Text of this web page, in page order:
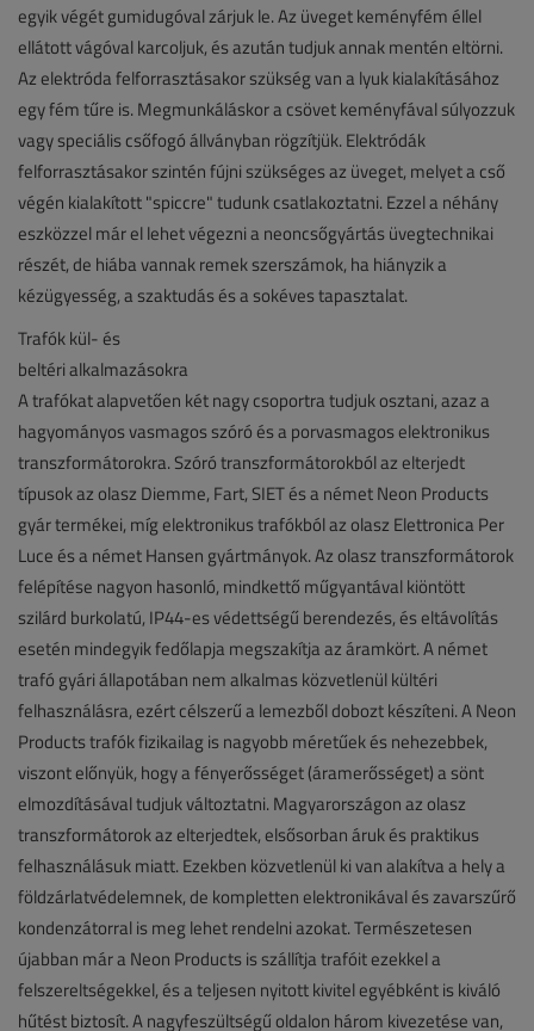
egyik végét gumidugóval zárjuk le. Az üveget keményfém éllel
ellátott vágóval karcoljuk, és azután tudjuk annak mentén eltörni.
Az elektróda felforrasztásakor szükség van a lyuk kialakításához
egy fém tűre is. Megmunkáláskor a csövet keményfával súlyozzuk
vagy speciális csőfogó állványban rögzítjük. Elektródák
felforrasztásakor szintén fújni szükséges az üveget, melyet a cső
végén kialakított "spiccre" tudunk csatlakoztatni. Ezzel a néhány
eszközzel már el lehet végezni a neoncsőgyártás üvegtechnikai
részét, de hiába vannak remek szerszámok, ha hiányzik a
kézügyesség, a szaktudás és a sokéves tapasztalat.
Trafók kül- és
beltéri alkalmazásokra
A trafókat alapvetően két nagy csoportra tudjuk osztani, azaz a
hagyományos vasmagos szóró és a porvasmagos elektronikus
transzformátorokra. Szóró transzformátorokból az elterjedt
típusok az olasz Diemme, Fart, SIET és a német Neon Products
gyár termékei, míg elektronikus trafókból az olasz Elettronica Per
Luce és a német Hansen gyártmányok. Az olasz transzformátorok
felépítése nagyon hasonló, mindkettő műgyantával kiöntött
szilárd burkolatú, IP44-es védettségű berendezés, és eltávolítás
esetén mindegyik fedőlapja megszakítja az áramkört. A német
trafó gyári állapotában nem alkalmas közvetlenül kültéri
felhasználásra, ezért célszerű a lemezből dobozt készíteni. A Neon
Products trafók fizikailag is nagyobb méretűek és nehezebbek,
viszont előnyük, hogy a fényerősséget (áramerősséget) a sönt
elmozdításával tudjuk változtatni. Magyarországon az olasz
transzformátorok az elterjedtek, elsősorban áruk és praktikus
felhasználásuk miatt. Ezekben közvetlenül ki van alakítva a hely a
földzárlatvédelemnek, de kompletten elektronikával és zavarszűrő
kondenzátorral is meg lehet rendelni azokat. Természetesen
újabban már a Neon Products is szállítja trafóit ezekkel a
felszereltségekkel, és a teljesen nyitott kivitel egyébként is kiváló
hűtést biztosít. A nagyfeszültségű oldalon három kivezetése van,